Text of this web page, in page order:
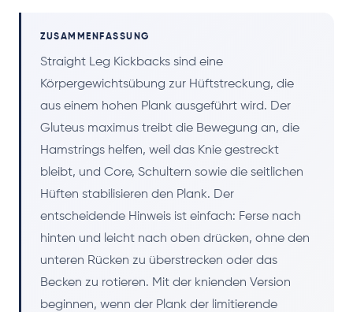
ZUSAMMENFASSUNG
Straight Leg Kickbacks sind eine
Körpergewichtsübung zur Hüftstreckung, die
aus einem hohen Plank ausgeführt wird. Der
Gluteus maximus treibt die Bewegung an, die
Hamstrings helfen, weil das Knie gestreckt
bleibt, und Core, Schultern sowie die seitlichen
Hüften stabilisieren den Plank. Der
entscheidende Hinweis ist einfach: Ferse nach
hinten und leicht nach oben drücken, ohne den
unteren Rücken zu überstrecken oder das
Becken zu rotieren. Mit der knienden Version
beginnen, wenn der Plank der limitierende